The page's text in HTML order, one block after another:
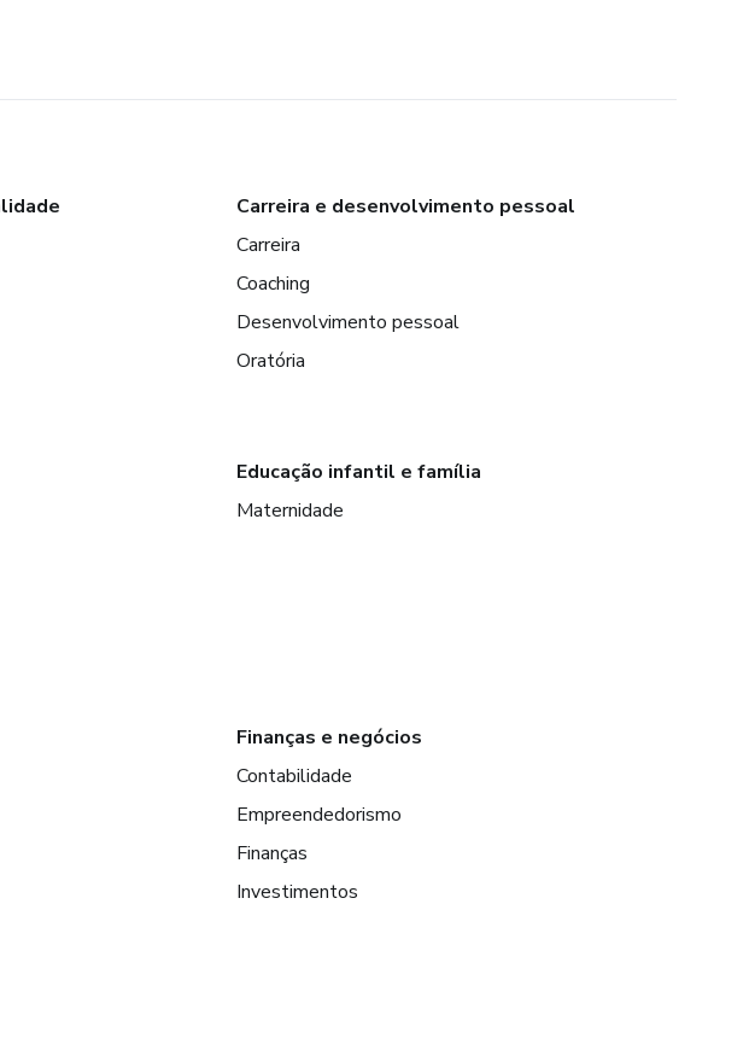
Carreira e desenvolvimento pessoal
Carreira
Coaching
Desenvolvimento pessoal
Oratória
Educação infantil e família
Maternidade
Finanças e negócios
Contabilidade
Empreendedorismo
Finanças
Investimentos